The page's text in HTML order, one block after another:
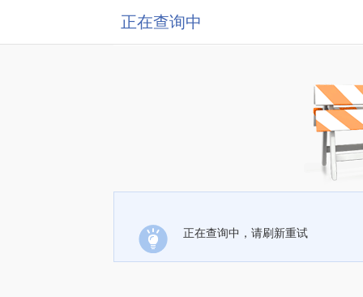
正在查询中
正在查询中，请刷新重试